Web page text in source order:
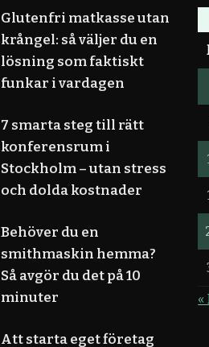
Glutenfri matkasse utan
krångel: så väljer du en
lösning som faktiskt
funkar i vardagen
7 smarta steg till rätt
konferensrum i
Stockholm – utan stress
och dolda kostnader
Behöver du en
smithmaskin hemma?
Så avgör du det på 10
minuter
Att starta eget företag
«